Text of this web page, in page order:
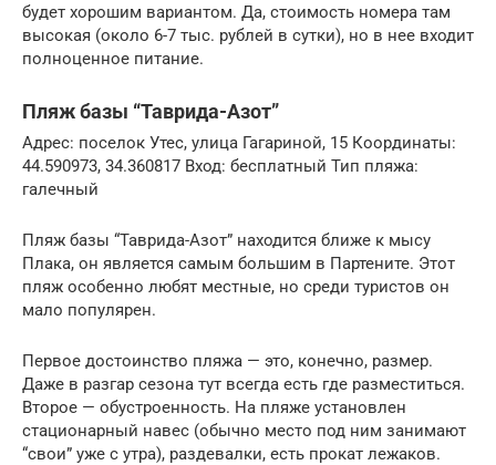
будет хорошим вариантом. Да, стоимость номера там
высокая (около 6-7 тыс. рублей в сутки), но в нее входит
полноценное питание.
Пляж базы “Таврида-Азот”
Адрес: поселок Утес, улица Гагариной, 15 Координаты:
44.590973, 34.360817 Вход: бесплатный Тип пляжа:
галечный
Пляж базы “Таврида-Азот” находится ближе к мысу
Плака, он является самым большим в Партените. Этот
пляж особенно любят местные, но среди туристов он
мало популярен.
Первое достоинство пляжа — это, конечно, размер.
Даже в разгар сезона тут всегда есть где разместиться.
Второе — обустроенность. На пляже установлен
стационарный навес (обычно место под ним занимают
“свои” уже с утра), раздевалки, есть прокат лежаков.